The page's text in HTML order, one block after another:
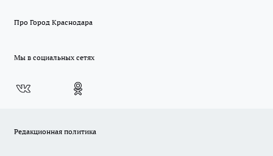
Про Город Краснодара
Мы в социальных сетях
Редакционная политика